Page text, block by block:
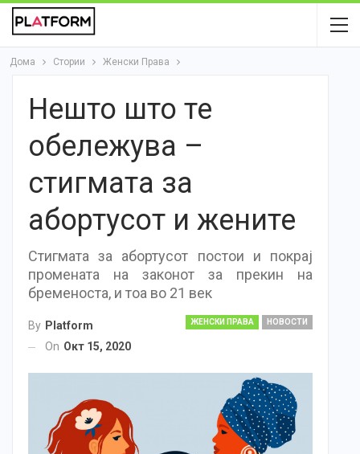
Дома Стории Женски Права
Нешто што те
обележува –
стигмата за
абортусот и жените
Стигмата за абортусот постои и покрај
промената на законот за прекин на
бременоста, и тоа во 21 век
ЖЕНСКИ ПРАВА НОВОСТИ
By Platform
On Окт 15, 2020